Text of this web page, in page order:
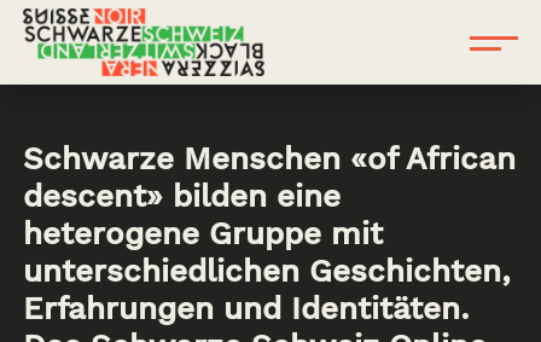
Schwarze Menschen «of African
descent» bilden eine
heterogene Gruppe mit
unterschiedlichen Geschichten,
Erfahrungen und Identitäten.